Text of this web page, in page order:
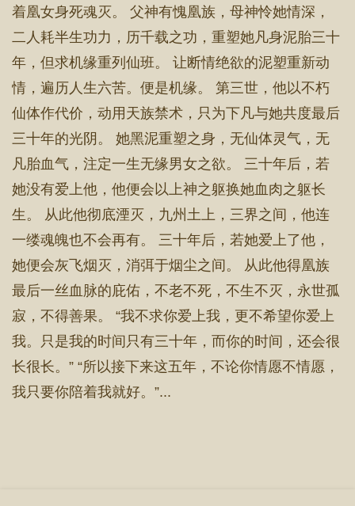
着凰女身死魂灭。 父神有愧凰族，母神怜她情深，
二人耗半生功力，历千载之功，重塑她凡身泥胎三十
年，但求机缘重列仙班。 让断情绝欲的泥塑重新动
情，遍历人生六苦。便是机缘。 第三世，他以不朽
仙体作代价，动用天族禁术，只为下凡与她共度最后
三十年的光阴。 她黑泥重塑之身，无仙体灵气，无
凡胎血气，注定一生无缘男女之欲。 三十年后，若
她没有爱上他，他便会以上神之躯换她血肉之躯长
生。 从此他彻底湮灭，九州土上，三界之间，他连
一缕魂魄也不会再有。 三十年后，若她爱上了他，
她便会灰飞烟灭，消弭于烟尘之间。 从此他得凰族
最后一丝血脉的庇佑，不老不死，不生不灭，永世孤
寂，不得善果。 “我不求你爱上我，更不希望你爱上
我。只是我的时间只有三十年，而你的时间，还会很
长很长。” “所以接下来这五年，不论你情愿不情愿，
我只要你陪着我就好。”...